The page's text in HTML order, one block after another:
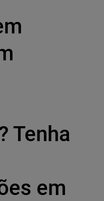
Tenha
em